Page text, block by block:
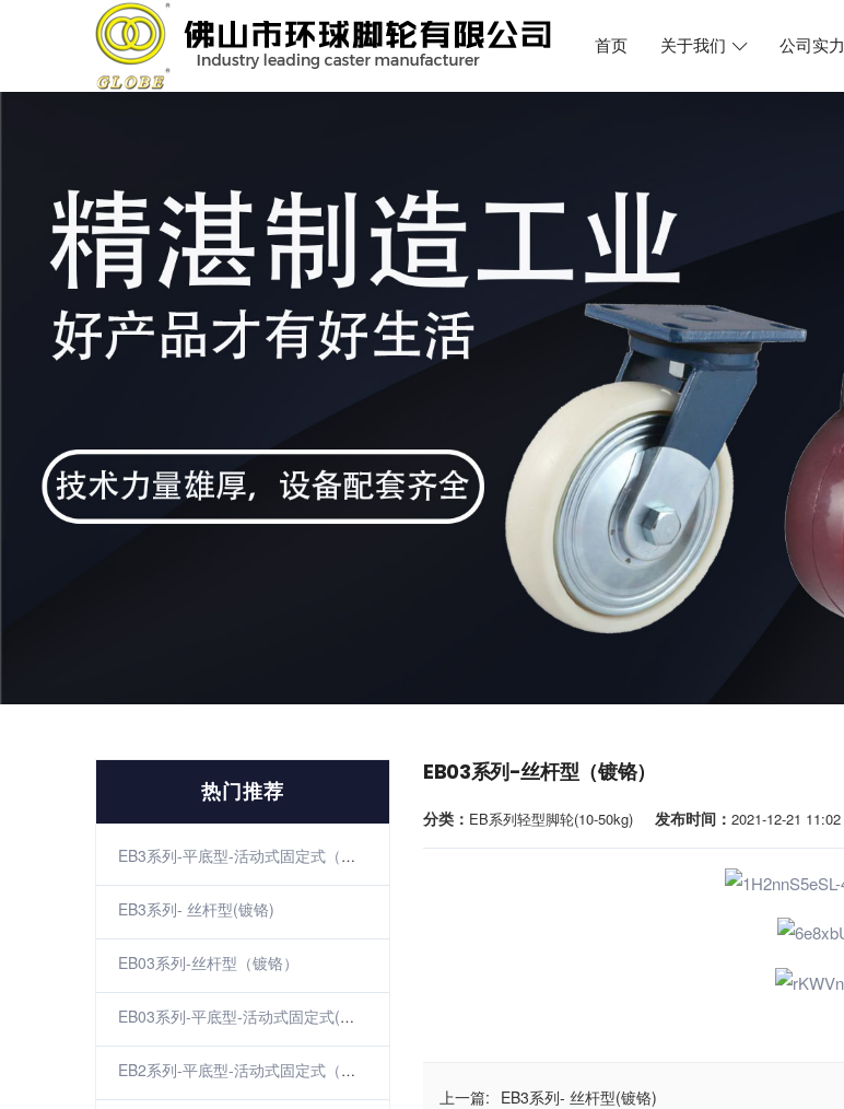
首页 关于我们 公司实力
EB03系列-丝杆型（镀铬）
分类： EB系列轻型脚轮(10-50kg) 发布时间： 2021-12-21 11:02
上一篇: EB3系列- 丝杆型(镀铬)
热门推荐
EB3系列-平底型-活动式固定式（镀铬）
EB3系列- 丝杆型(镀铬)
EB03系列-丝杆型（镀铬）
EB03系列-平底型-活动式固定式(镀铬)
EB2系列-平底型-活动式固定式（镀锌）